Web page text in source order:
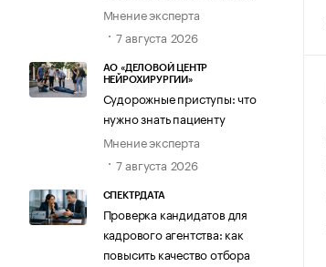
Мнение эксперта
7 августа 2026
АО «ДЕЛОВОЙ ЦЕНТР
НЕЙРОХИРУРГИИ»
Судорожные приступы: что
нужно знать пациенту
Мнение эксперта
7 августа 2026
СПЕКТРДАТА
Проверка кандидатов для
кадрового агентства: как
повысить качество отбора